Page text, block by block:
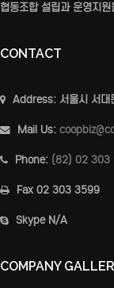
협동조합 설립과 운영지
CONTACT
Address: 서울시 서
Mail Us:
Phone: (82) 02 303
Fax 02 303 3599
SkypeN/A
COMPANY